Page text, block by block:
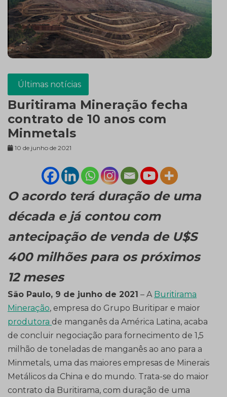
Últimas notícias
Buritirama Mineração fecha
contrato de 10 anos com
Minmetals
10 de junho de 2021
O acordo terá duração de uma
década e já contou com
antecipação de venda de U$S
400 milhões para os próximos
12 meses
São Paulo, 9 de junho de 2021 – A Buritirama
Mineração, empresa do Grupo Buritipar e maior
produtora de manganês da América Latina, acaba
de concluir negociação para fornecimento de 1,5
milhão de toneladas de manganês ao ano para a
Minmetals, uma das maiores empresas de Minerais
Metálicos da China e do mundo. Trata-se do maior
contrato da Buritirama, com duração de uma